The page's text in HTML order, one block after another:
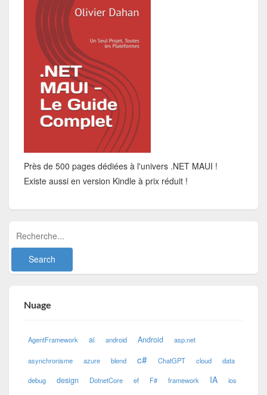
Près de 500 pages dédiées à l'univers .NET MAUI !
Existe aussi en version Kindle à prix réduit !
Nuage
AgentFramework ai android Android asp.net
asynchronisme azure blend c# ChatGPT cloud data
debug design DotnetCore ef F# framework IA ios